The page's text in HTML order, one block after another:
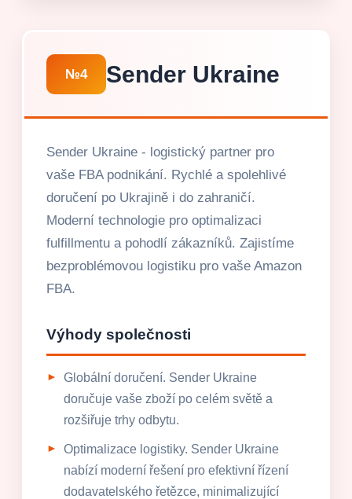
№4 Sender Ukraine
Sender Ukraine - logistický partner pro
vaše FBA podnikání. Rychlé a spolehlivé
doručení po Ukrajině i do zahraničí.
Moderní technologie pro optimalizaci
fulfillmentu a pohodlí zákazníků. Zajistíme
bezproblémovou logistiku pro vaše Amazon
FBA.
Výhody společnosti
Globální doručení. Sender Ukraine
doručuje vaše zboží po celém světě a
rozšiřuje trhy odbytu.
Optimalizace logistiky. Sender Ukraine
nabízí moderní řešení pro efektivní řízení
dodavatelského řetězce, minimalizující